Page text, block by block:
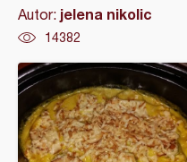
Autor: jelena nikolic
14382